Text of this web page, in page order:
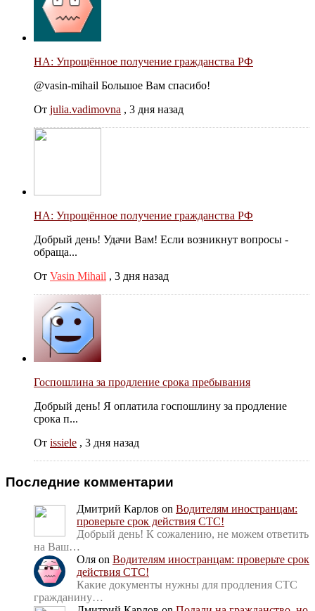
НА: Упрощённое получение гражданства РФ
@vasin-mihail Большое Вам спасибо!
От julia.vadimovna , 3 дня назад
НА: Упрощённое получение гражданства РФ
Добрый день! Удачи Вам! Если возникнут вопросы -
обраща...
От Vasin Mihail , 3 дня назад
Госпошлина за продление срока пребывания
Добрый день! Я оплатила госпошлину за продление
срока п...
От issiele , 3 дня назад
Последние комментарии
Дмитрий Карлов on Водителям иностранцам:
проверьте срок действия СТС!
Добрый день! К сожалению, не можем ответить
на Ваш…
Оля on Водителям иностранцам: проверьте срок
действия СТС!
Какие документы нужны для продления СТС
гражданину…